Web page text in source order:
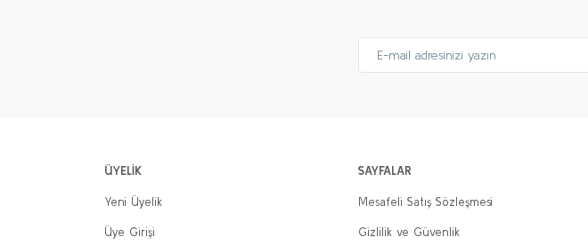
ÜYELİK
Yeni Üyelik
Üye Girişi
SAYFALAR
Mesafeli Satış Sözleşmesi
Gizlilik ve Güvenlik